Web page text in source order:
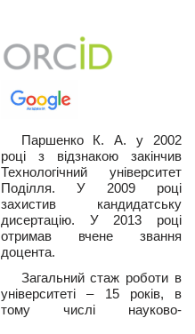
Паршенко К. А. у 2002
році з відзнакою закінчив
Технологічний університет
Поділля. У 2009 році
захистив кандидатську
дисертацію. У 2013 році
отримав вчене звання
доцента.
Загальний стаж роботи в
університеті – 15 років, в
тому числі науково-